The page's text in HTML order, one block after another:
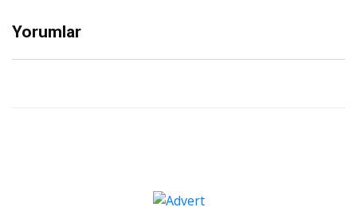
Yorumlar